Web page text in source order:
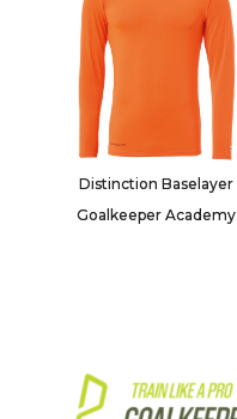
Distinction Baselayer
Goalkeeper Academy